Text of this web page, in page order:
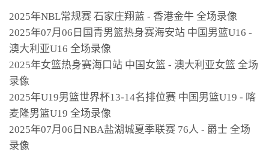
2025年NBL常规赛 石家庄翔蓝 - 香港金牛 全场录像
2025年07月06日国青男篮热身赛海安站 中国男篮U16 -
澳大利亚U16 全场录像
2025年女篮热身赛海口站 中国女篮 - 澳大利亚女篮 全场
录像
2025年U19男篮世界杯13-14名排位赛 中国男篮U19 - 喀
麦隆男篮U19 全场录像
2025年07月06日NBA盐湖城夏季联赛 76人 - 爵士 全场
录像